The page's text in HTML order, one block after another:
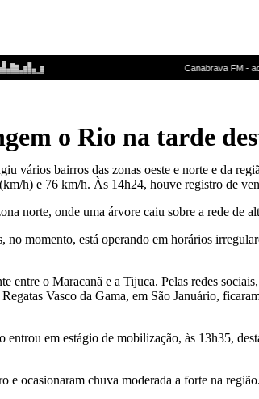
o Rio na tarde
vários bairros das zonas oeste e norte e da
h) e 76 km/h. Às 14h24, houve registro de
norte, onde uma árvore caiu sobre a rede de
momento, está operando em horários
o Maracanã e a Tijuca. Pelas redes
Vasco da Gama, em São Januário,
em estágio de mobilização, às 13h35,
ocasionaram chuva moderada a forte na